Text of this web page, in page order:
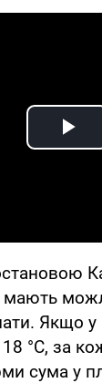
мають
Якщо у
°С, за
сума у